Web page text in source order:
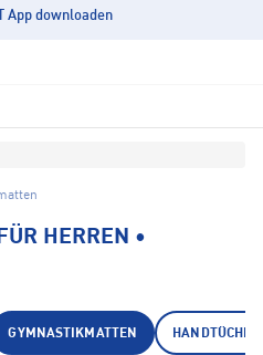
App downloaden
HERREN •
GYMNASTIKMATTEN HANDTÜCHER